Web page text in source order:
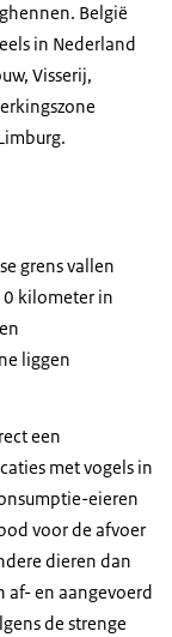
België
in Nederland
Visserij,
grens vallen
kilometer in
liggen
een
met vogels in
eieren
voor de afvoer
dieren dan
af- en aangevoerd
de strenge